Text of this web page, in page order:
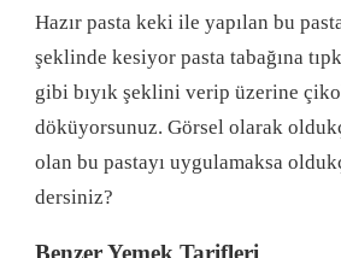
Hazır pasta keki ile yapılan bu
şeklinde kesiyor pasta tabağına
gibi bıyık şeklini verip üzerine
döküyorsunuz. Görsel olarak
olan bu pastayı uygulamaksa
dersiniz?
Benzer Yemek Tarifleri